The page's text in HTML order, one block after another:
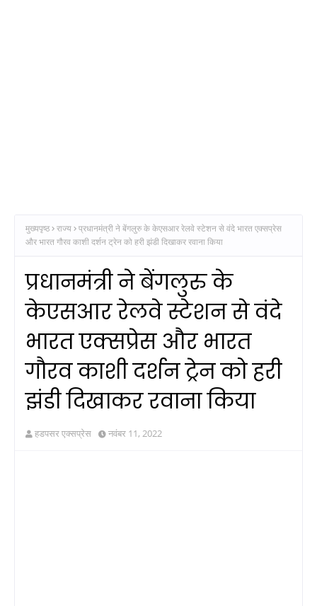
मुख्यपृष्ठ राज्य प्रधानमंत्री ने बेंगलुरु के केएसआर रेलवे स्टेशन से वंदे भारत एक्सप्रेस
और भारत गौरव काशी दर्शन ट्रेन को हरी झंडी दिखाकर रवाना किया
प्रधानमंत्री ने बेंगलुरु के
केएसआर रेलवे स्टेशन से वंदे
भारत एक्सप्रेस और भारत
गौरव काशी दर्शन ट्रेन को हरी
झंडी दिखाकर रवाना किया
हडपसर एक्सप्रेस नवंबर 11, 2022